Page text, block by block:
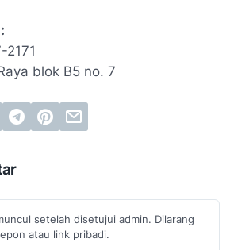
2171
blok B5 no. 7
setelah disetujui admin. Dilarang
atau link pribadi.